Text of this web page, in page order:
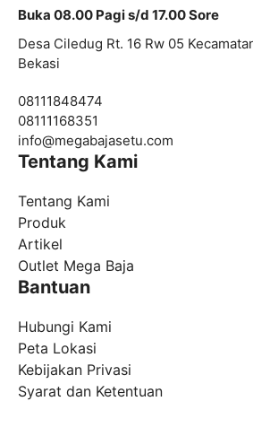
Buka 08.00 Pagi s/d 17.00 Sore
Desa Ciledug Rt. 16 Rw 05
Bekasi
08111848474
08111168351
info@megabajasetu.com
Tentang Kami
Tentang Kami
Produk
Artikel
Outlet Mega Baja
Bantuan
Hubungi Kami
Peta Lokasi
Kebijakan Privasi
Syarat dan Ketentuan